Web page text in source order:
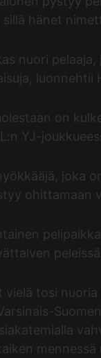
hänet
nuori
luonnehtii
on
YJ-
joka
ohittamaan
tosi